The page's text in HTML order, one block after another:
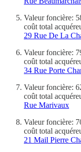
Valeur foncière:
coût total
29 Rue De La
Valeur foncière:
coût total
34 Rue Porte
Valeur foncière:
coût total
Rue Marivaux
Valeur foncière:
coût total
21 Mail Pierre